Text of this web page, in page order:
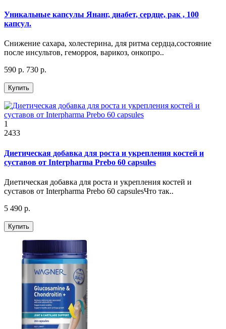
Уникальные капсулы Янанг, диабет, сердце, рак , 100
капсул.
Снижение сахара, холестерина, для ритма сердца,состояние
после инсультов, геморроя, варикоз, онкопро..
590 р. 730 р.
Купить
1
2433
Диетическая добавка для роста и укрепления костей и
суставов от Interpharma Prebo 60 capsules
Диетическая добавка для роста и укрепления костей и
суставов от Interpharma Prebo 60 capsulesЧто так..
5 490 р.
Купить